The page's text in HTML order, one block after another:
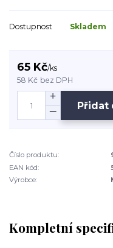
Dostupnost Skladem
65 Kč/ks
58 Kč bez DPH
Přidat
Číslo produktu:
EAN kód:
Výrobce:
Kompletní